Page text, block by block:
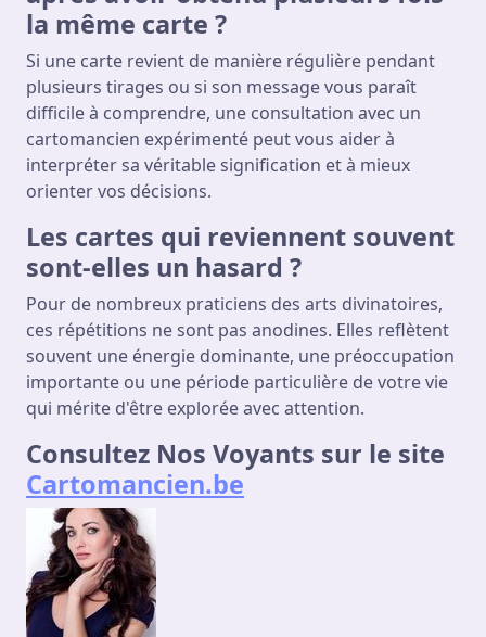
la même carte ?
Si une carte revient de manière régulière pendant
plusieurs tirages ou si son message vous paraît
difficile à comprendre, une consultation avec un
cartomancien expérimenté peut vous aider à
interpréter sa véritable signification et à mieux
orienter vos décisions.
Les cartes qui reviennent souvent
sont-elles un hasard ?
Pour de nombreux praticiens des arts divinatoires,
ces répétitions ne sont pas anodines. Elles reflètent
souvent une énergie dominante, une préoccupation
importante ou une période particulière de votre vie
qui mérite d'être explorée avec attention.
Consultez Nos Voyants sur le site
Cartomancien.be